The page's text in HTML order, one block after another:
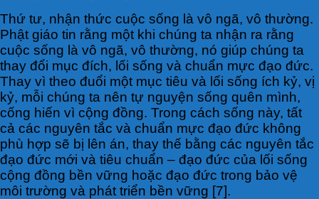
Thứ tư, nhận thức cuộc sống là vô ngã, vô thường.
Phật giáo tin rằng một khi chúng ta nhận ra rằng
cuộc sống là vô ngã, vô thường, nó giúp chúng ta
thay đổi mục đích, lối sống và chuẩn mực đạo đức.
Thay vì theo đuổi một mục tiêu và lối sống ích kỷ, vị
kỷ, mỗi chúng ta nên tự nguyện sống quên mình,
cống hiến vì cộng đồng. Trong cách sống này, tất
cả các nguyên tắc và chuẩn mực đạo đức không
phù hợp sẽ bị lên án, thay thế bằng các nguyên tắc
đạo đức mới và tiêu chuẩn – đạo đức của lối sống
cộng đồng bền vững hoặc đạo đức trong bảo vệ
môi trường và phát triển bền vững [7].